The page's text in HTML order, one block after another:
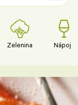
Zelenina Nápoje